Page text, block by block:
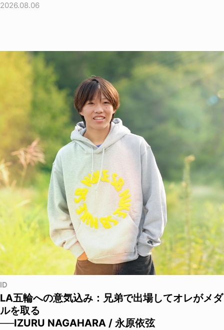
2026.08.06
ID
LA五輪への意気込み：兄弟で出場してオレがメダ
ルを取る
──IZURU NAGAHARA / 永原依弦